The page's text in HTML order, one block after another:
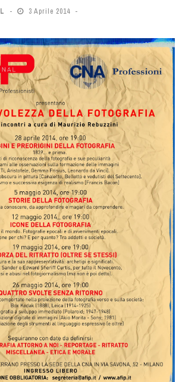
3 Aprile 2014